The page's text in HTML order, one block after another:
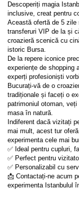
Descoperiți magia
inclusive, creat pentru
Această ofertă de 5 zile
transferuri VIP de la și
croazieră scenică cu
istoric Bursa.
De la repere iconice
experiențe de shopping
experți profesioniști
Bucurați-vă de o
tradiționale și faceți o
patrimoniul otoman,
masa în natură.
Indiferent dacă vizitați
mai mult, acest tur
experimenta cele mai
✅ Ideal pentru cupluri,
✅ Perfect pentru
✅ Personalizabil cu
📩 Contactați-ne acum
experimenta Istanbulul